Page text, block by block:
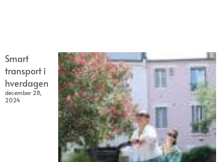
Smart
transport i
hverdagen
december 28,
2024